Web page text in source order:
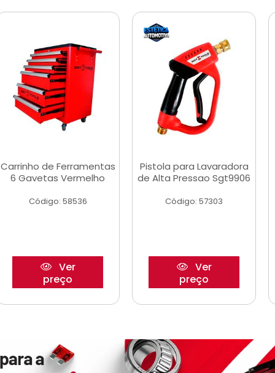
Carrinho de Ferramentas
6 Gavetas Vermelho
Código: 58536
Ver
preço
Pistola para Lavaradora
de Alta Pressao Sgt9906
Código: 57303
Ver
preço